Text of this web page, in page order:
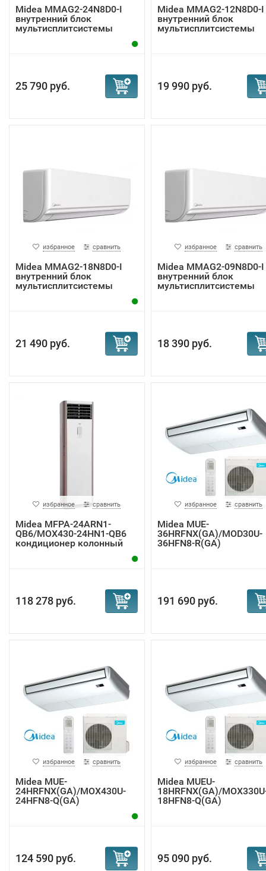
Midea MMAG2-24N8D0-I
внутренний блок
мультисплитсистемы
25 790 руб.
Midea MMAG2-12N8D0-I
внутренний блок
мультисплитсистемы
19 990 руб.
избранное сравнить
Midea MMAG2-18N8D0-I
внутренний блок
мультисплитсистемы
21 490 руб.
избранное сравнить
Midea MMAG2-09N8D0-I
внутренний блок
мультисплитсистемы
18 390 руб.
избранное сравнить
Midea MFPA-24ARN1-
QB6/MOX430-24HN1-QB6
кондиционер колонный
118 278 руб.
избранное сравнить
Midea MUE-
36HRFNX(GA)/MOD30U-
36HFN8-R(GA)
кондиционер нап...
191 690 руб.
избранное сравнить
Midea MUE-
24HRFNX(GA)/MOX430U-
24HFN8-Q(GA)
кондиционер на...
124 590 руб.
избранное сравнить
Midea MUEU-
18HRFNX(GA)/
18HFN8-Q(GA)
кондиционер н...
95 090 руб.